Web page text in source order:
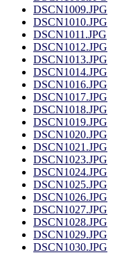
DSCN1009.JPG
DSCN1010.JPG
DSCN1011.JPG
DSCN1012.JPG
DSCN1013.JPG
DSCN1014.JPG
DSCN1016.JPG
DSCN1017.JPG
DSCN1018.JPG
DSCN1019.JPG
DSCN1020.JPG
DSCN1021.JPG
DSCN1023.JPG
DSCN1024.JPG
DSCN1025.JPG
DSCN1026.JPG
DSCN1027.JPG
DSCN1028.JPG
DSCN1029.JPG
DSCN1030.JPG